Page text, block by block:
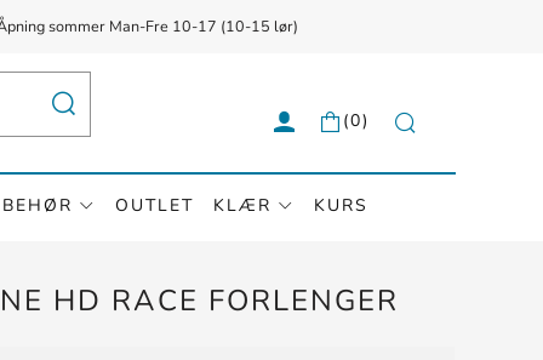
sommer Man-Fre 10-17 (10-15 lør)
Søk
OUTLET KLÆR KURS
(0)
HD RACE FORLENGER
{{currency}}{{discount}} undefined